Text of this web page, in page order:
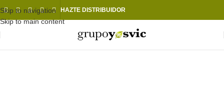
Skip to navigation
Skip to main content
HAZTE DISTRIBUIDOR